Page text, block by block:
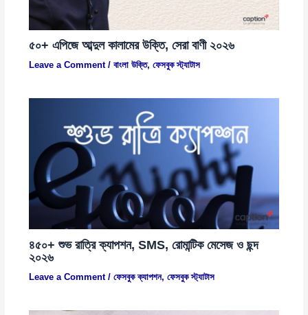
৫০+ এপিজে আব্দুল কালামের উক্তি, সেরা বাণী ২০২৬
Leave a Comment / বাংলা উক্তি, ফেসবুক স্ট্যাটাস
৪৫০+ শুভ রাত্রি ক্যাপশন, SMS, রোমান্টিক মেসেজ ও ছন্দ
২০২৬
Leave a Comment / ফেসবুক ক্যাপশন, ফেসবুক স্ট্যাটাস